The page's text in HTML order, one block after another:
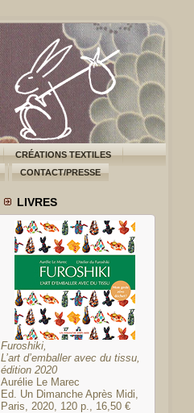
CRÉATIONS TEXTILES
CONTACT/PRESSE
LIVRES
Furoshiki,
L’art d’emballer avec du tissu,
édition 2020
Aurélie Le Marec
Ed. Un Dimanche Après Midi,
Paris, 2020, 120 p., 16,50 €